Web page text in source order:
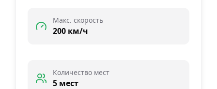
Макс. скорость
200 км/ч
Количество мест
5 мест